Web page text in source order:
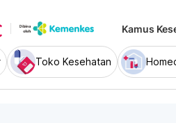
Kamus
Toko Kesehatan